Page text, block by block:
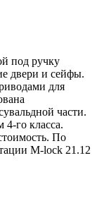
под ручку
двери и сейфы.
для
части.
4-го класса.
По
M-lock 21.12